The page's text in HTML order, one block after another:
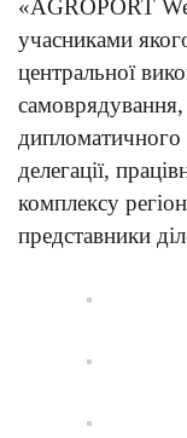
«AGROPORT
учасниками
центральної
дипломатичного
делегації,
комплексу
представники